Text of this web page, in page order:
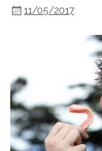
11/05/2017